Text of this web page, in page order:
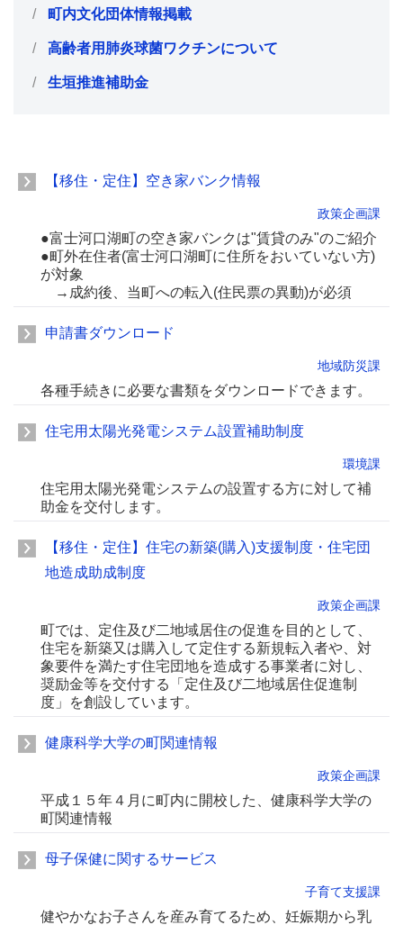
町内文化団体情報掲載
高齢者用肺炎球菌ワクチンについて
生垣推進補助金
【移住・定住】空き家バンク情報
政策企画課
●富士河口湖町の空き家バンクは"賃貸のみ"のご紹介
●町外在住者(富士河口湖町に住所をおいていない方)
が対象
→成約後、当町への転入(住民票の異動)が必須
申請書ダウンロード
地域防災課
各種手続きに必要な書類をダウンロードできます。
住宅用太陽光発電システム設置補助制度
環境課
住宅用太陽光発電システムの設置する方に対して補
助金を交付します。
【移住・定住】住宅の新築(購入)支援制度・住宅団
地造成助成制度
政策企画課
町では、定住及び二地域居住の促進を目的として、
住宅を新築又は購入して定住する新規転入者や、対
象要件を満たす住宅団地を造成する事業者に対し、
奨励金等を交付する「定住及び二地域居住促進制
度」を創設しています。
健康科学大学の町関連情報
政策企画課
平成１５年４月に町内に開校した、健康科学大学の
町関連情報
母子保健に関するサービス
子育て支援課
健やかなお子さんを産み育てるため、妊娠期から乳